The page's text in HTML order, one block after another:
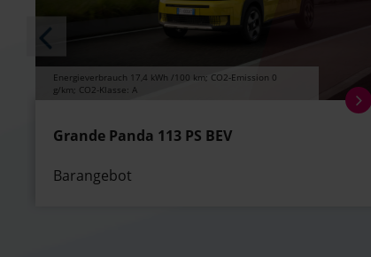
Grande Panda 113 PS BEV
Barangebot
Energieverbrauch 17,4 kWh /100 km; CO2-Emission 0
g/km; CO2-Klasse: A